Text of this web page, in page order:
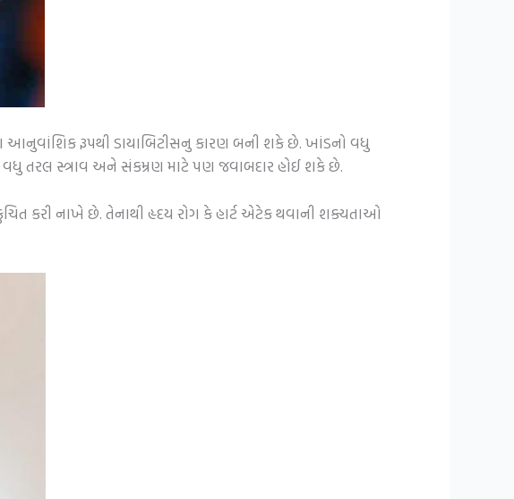
રૂપથી ડાયાબિટીસનુ કારણ બની શકે છે. ખાંડનો વધુ
તરલ સ્ત્રાવ અને સંકમ્રણ માટે પણ જવાબદાર હોઈ શકે છે.
કરી નાખે છે. તેનાથી હૃદય રોગ કે હાર્ટ એટેક થવાની શક્યતાઓ